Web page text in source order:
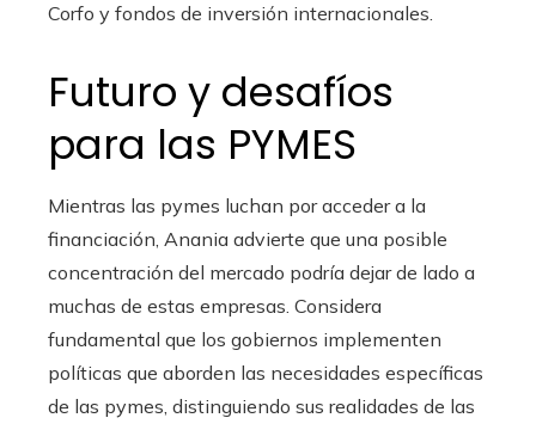
Corfo y fondos de inversión internacionales.
Futuro y desafíos
para las PYMES
Mientras las pymes luchan por acceder a la
financiación, Anania advierte que una posible
concentración del mercado podría dejar de lado a
muchas de estas empresas. Considera
fundamental que los gobiernos implementen
políticas que aborden las necesidades específicas
de las pymes, distinguiendo sus realidades de las